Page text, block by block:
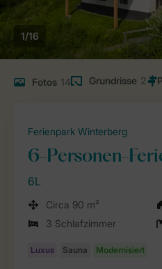
1/16
Fotos 14 Grundrisse 2
Ferienpark Winterberg
6-Personen-
6L
Circa 90 m²
3 Schlafzimmer